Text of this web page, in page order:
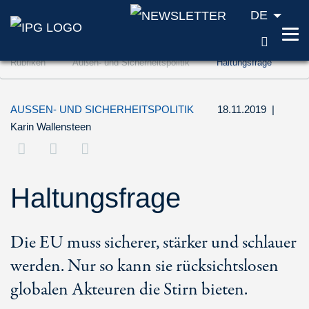
Zum Inhalt springen (Accesskey '1')
Zur Suche springen (Accesskey '2')
Zur Navigation springen (Accesskey '3')
DE
Rubriken Außen- und Sicherheitspolitik Haltungsfrage
AUSSEN- UND SICHERHEITSPOLITIK 18.11.2019 |
Karin Wallensteen
Haltungsfrage
Die EU muss sicherer, stärker und schlauer
werden. Nur so kann sie rücksichtslosen
globalen Akteuren die Stirn bieten.